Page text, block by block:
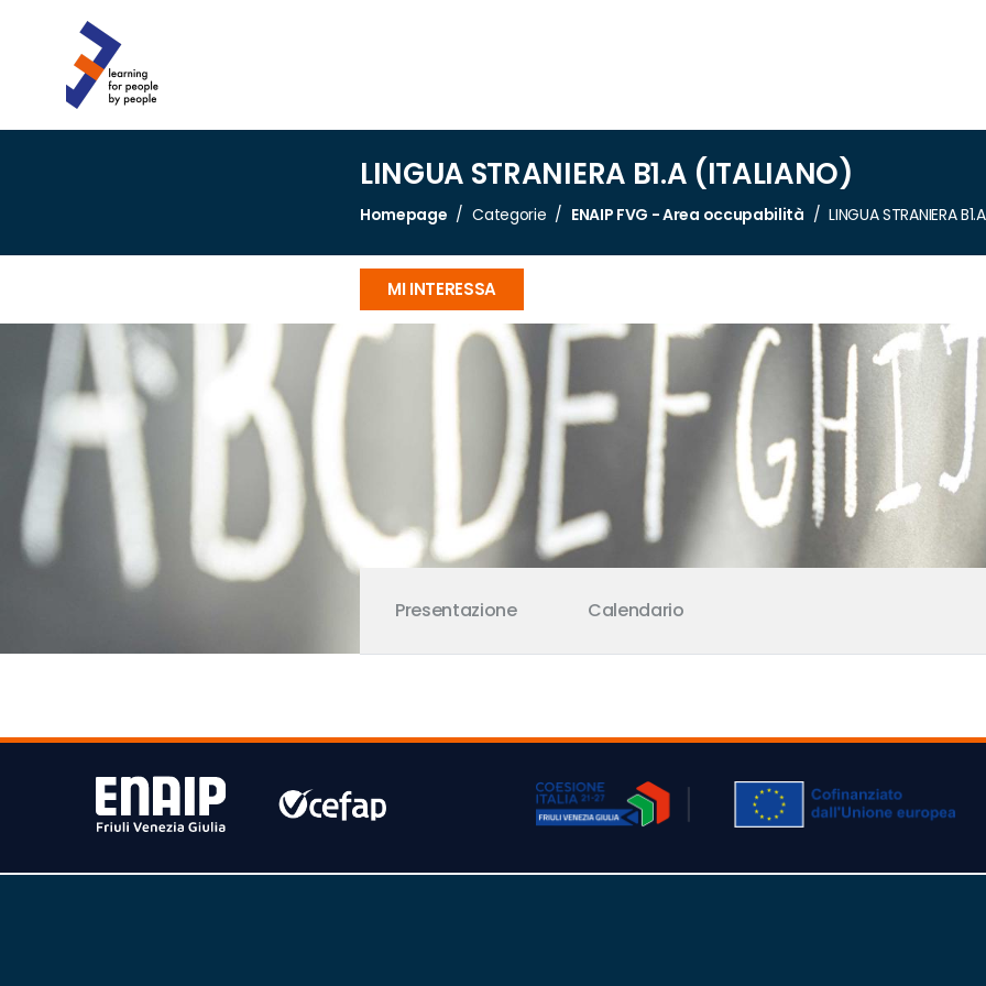
LINGUA STRANIERA B1.A (ITALIANO)
Homepage Categorie ENAIP FVG - Area occupabilità LINGUA STRANIERA
MI INTERESSA
Presentazione Calendario